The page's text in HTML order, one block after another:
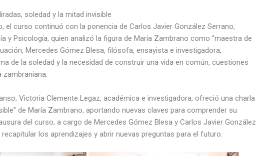
soledad y la mitad invisible
el curso continuó con la ponencia de Carlos Javier González Serrano,
y Psicología, quien analizó la figura de María Zambrano como “maestra de
Mercedes Gómez Blesa, filósofa, ensayista e investigadora,
de la soledad y la necesidad de construir una vida en común, cuestiones
zambraniana.
Victoria Clemente Legaz, académica e investigadora, ofreció una charla
de María Zambrano, aportando nuevas claves para comprender su
del curso, a cargo de Mercedes Gómez Blesa y Carlos Javier González
los aprendizajes y abrir nuevas preguntas para el futuro.